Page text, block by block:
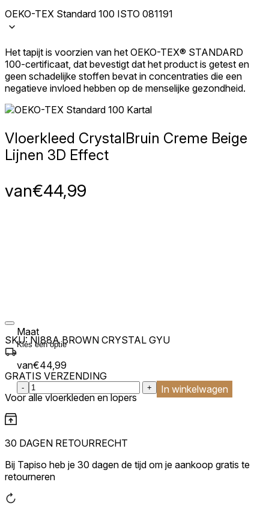
OEKO-TEX Standard 100 ISTO 081191
Het tapijt is voorzien van het OEKO-TEX® STANDARD
100-certificaat, dat bevestigt dat het product is getest en
geen schadelijke stoffen bevat in concentraties die een
negatieve invloed hebben op de menselijke gezondheid.
Vloerkleed CrystalBruin Creme Beige
Lijnen 3D Effect
van€44,99
Maat
van€44,99
:product_name quantity
- + In winkelwagen
SKU: NI88A BROWN CRYSTAL GYU
GRATIS VERZENDING
Voor alle vloerkleden en lopers
30 DAGEN RETOURRECHT
Bij Tapiso heb je 30 dagen de tijd om je aankoop gratis te
retourneren